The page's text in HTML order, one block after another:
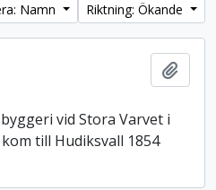
Namn Riktning: Ökande
vid Stora Varvet i
till Hudiksvall 1854